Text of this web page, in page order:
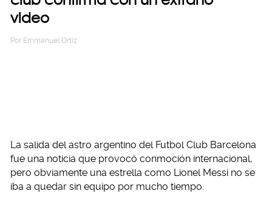
video
Por Emmanuel Ortiz
La salida del astro argentino del Futbol Club Barcelona
fue una noticia que provocó conmoción internacional,
pero obviamente una estrella como Lionel Messi no se
iba a quedar sin equipo por mucho tiempo.